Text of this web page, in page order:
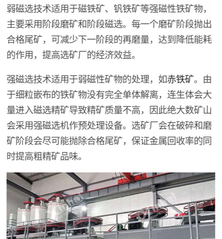
弱磁选技术适用于磁铁矿、钒铁矿等强磁性铁矿物，
主要采用阶段磨矿和阶段磁选。每一个磨矿阶段抛出
合格尾矿，可减少下一阶段的再磨量，达到降低能耗
的作用，提高选矿厂的经济效益。
强磁选技术适用于弱磁性矿物的处理，如赤铁矿。由
于细粒嵌布的铁矿物没有完全单体解离，连生体会大
量进入磁选精矿导致精矿质量不高，因此绝大数矿山
会采用强磁选机作预处理设备。选矿厂会在破碎和磨
矿阶段会尽可能抛除合格尾矿，保证金属回收率的同
时提高粗精矿品味。